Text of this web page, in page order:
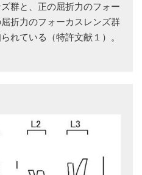
群と、正の屈折力のフォー
折力のフォーカスレンズ群
れている（特許文献１）。